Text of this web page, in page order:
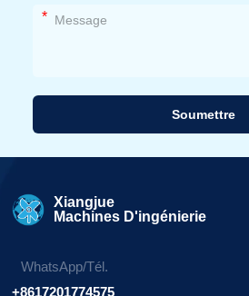
*
Soumettre
Xiangjue
Machines D'ingénierie
WhatsApp/Tél.
+8617201774575